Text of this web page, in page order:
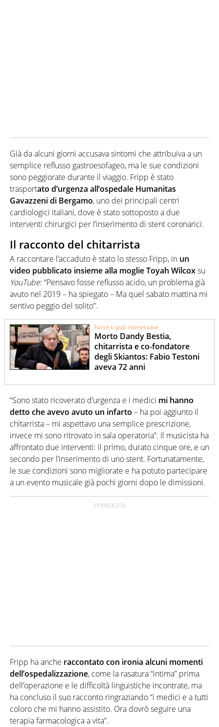
Già da alcuni giorni accusava sintomi che attribuiva a un
semplice reflusso gastroesofageo, ma le sue condizioni
sono peggiorate durante il viaggio. Fripp è stato
trasportato d’urgenza all’ospedale Humanitas
Gavazzeni di Bergamo, uno dei principali centri
cardiologici italiani, dove è stato sottoposto a due
interventi chirurgici per l’inserimento di stent coronarici.
Il racconto del chitarrista
A raccontare l’accaduto è stato lo stesso Fripp, in un
video pubblicato insieme alla moglie Toyah Wilcoxsu
YouTube: “Pensavo fosse reflusso acido, un problema già
avuto nel 2019 – ha spiegato – Ma quel sabato mattina mi
sentivo peggio del solito”.
Forse ti può interessare
Morto Dandy Bestia,
chitarrista e co-fondatore
degli Skiantos: Fabio Testoni
aveva 72 anni
“Sono stato ricoverato d’urgenza e i medici mi hanno
detto che avevo avuto un infarto – ha poi aggiunto il
chitarrista – mi aspettavo una semplice prescrizione,
invece mi sono ritrovato in sala operatoria”. Il musicista ha
affrontato due interventi: il primo, durato cinque ore, e un
secondo per l’inserimento di uno stent. Fortunatamente,
le sue condizioni sono migliorate e ha potuto partecipare
a un evento musicale già pochi giorni dopo le dimissioni.
Fripp ha anche raccontato con ironia alcuni momenti
dell’ospedalizzazione, come la rasatura “intima” prima
dell’operazione e le difficoltà linguistiche incontrate, ma
ha concluso il suo racconto ringraziando “i medici e a tutti
coloro che mi hanno assistito. Ora dovrò seguire una
terapia farmacologica a vita”.